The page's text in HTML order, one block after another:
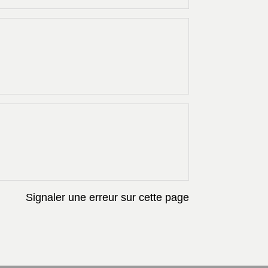
Signaler une erreur sur cette page